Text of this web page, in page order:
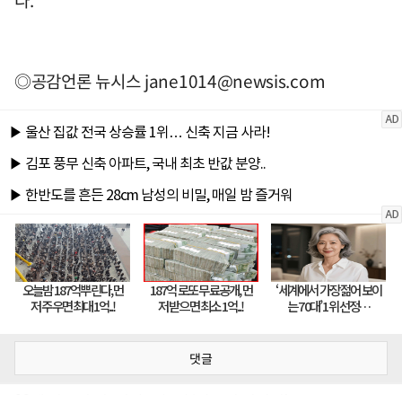
◎공감언론 뉴시스jane1014@newsis.com
댓글